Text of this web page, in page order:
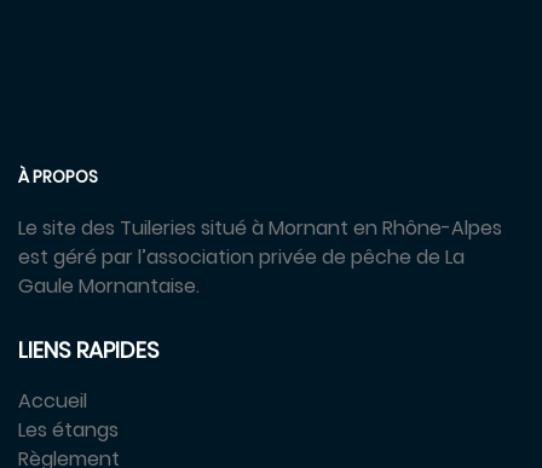
À PROPOS
Le site des Tuileries situé à Mornant en Rhône-Alpes
est géré par l’association privée de pêche de La
Gaule Mornantaise.
LIENS RAPIDES
Accueil
Les étangs
Règlement